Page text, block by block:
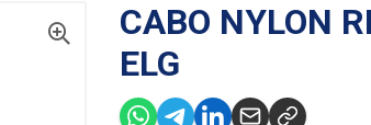
CABO NYLON
ELG